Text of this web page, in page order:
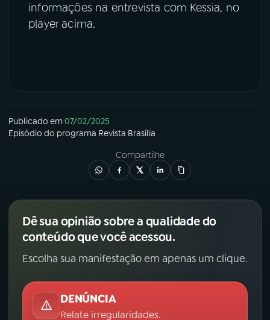
informações na entrevista com Kessia, no
player acima.
Publicado em07/02/2025
Episódio do programa Revista Brasília
Compartilhe
Dê sua opinião sobre a qualidade do
conteúdo que você acessou.
Escolha sua manifestação em apenas um clique.
DENÚNCIA
Relate irregularidades.